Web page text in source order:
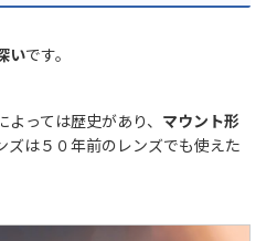
いです。
よっては歴史があり、 マウント形
ズは５０年前のレンズでも使えた